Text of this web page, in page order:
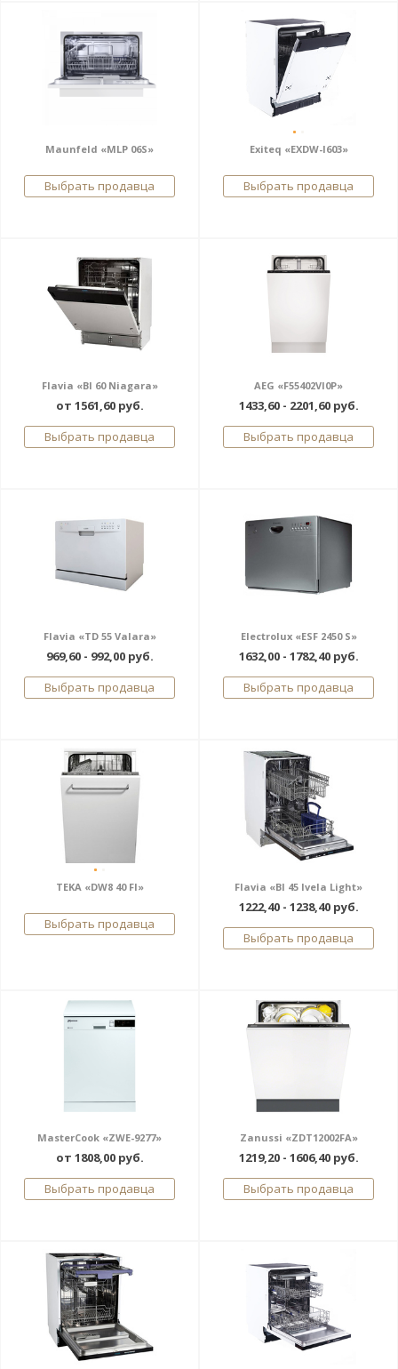
Maunfeld «MLP 06S»
Выбрать продавца
Exiteq «EXDW-I603»
Выбрать продавца
Flavia «BI 60 Niagara»
от 1561,60 руб.
Выбрать продавца
AEG «F55402VI0P»
1433,60 - 2201,60 руб.
Выбрать продавца
Flavia «TD 55 Valara»
969,60 - 992,00 руб.
Выбрать продавца
Electrolux «ESF 2450 S»
1632,00 - 1782,40 руб.
Выбрать продавца
TEKA «DW8 40 FI»
Выбрать продавца
Flavia «BI 45 Ivela Light»
1222,40 - 1238,40 руб.
Выбрать продавца
MasterCook «ZWE-9277»
от 1808,00 руб.
Выбрать продавца
Zanussi «ZDT12002FA»
1219,20 - 1606,40 руб.
Выбрать продавца